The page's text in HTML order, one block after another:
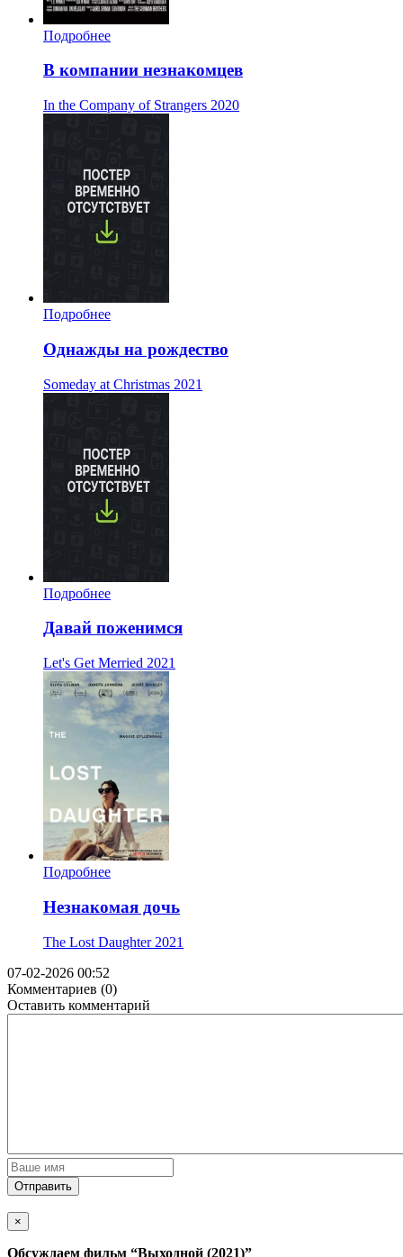
Подробнее
В компании незнакомцев
In the Company of Strangers 2020
Подробнее
Однажды на рождество
Someday at Christmas 2021
Подробнее
Давай поженимся
Let's Get Merried 2021
Подробнее
Незнакомая дочь
The Lost Daughter 2021
07-02-2026 00:52
Комментариев (0)
Оставить комментарий
Отправить
×
Обсуждаем фильм “Выходной (2021)”